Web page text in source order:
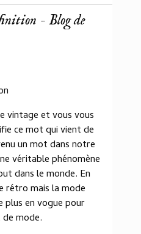
- Blog de
vintage et vous vous
ce mot qui vient de
un mot dans notre
véritable phénomène
dans le monde. En
rétro mais la mode
en vogue pour
mode.